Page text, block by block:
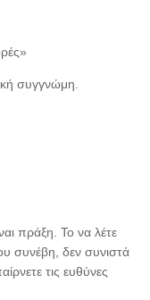
συγγνώμη.
πράξη. Το να λέτε
συνέβη, δεν συνιστά
τις ευθύνες